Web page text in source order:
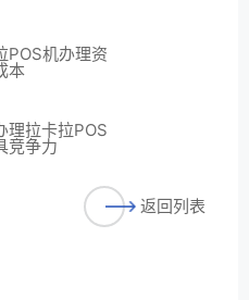
POS机办理资
本
理拉卡拉POS
竞争力
返回列表